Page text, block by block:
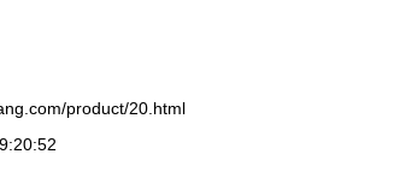
product/20.html